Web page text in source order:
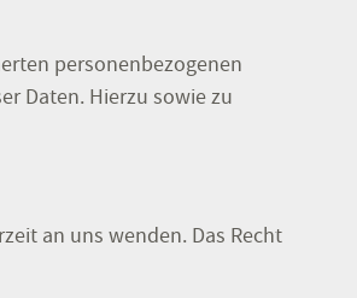
personenbezogenen
Daten. Hierzu sowie zu
an uns wenden. Das Recht